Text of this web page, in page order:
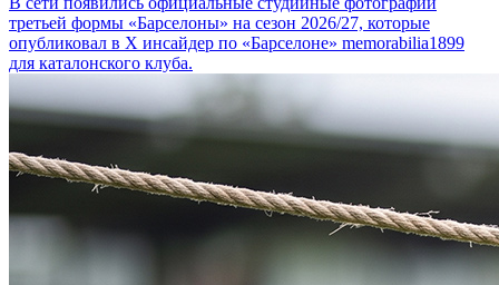
третьей формы «Барселоны» на сезон 2026/27, которые
опубликовал в Х инсайдер по «Барселоне» memorabilia1899
для каталонского клуба.